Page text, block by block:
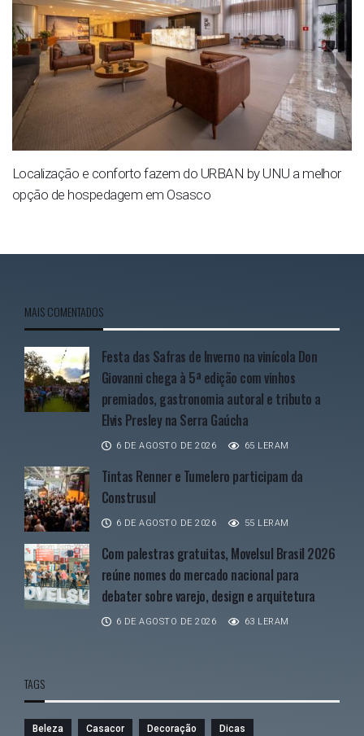
Localização e conforto fazem do URBAN by UNU a melhor
opção de hospedagem em Osasco
MAIS COMENTADOS
Festa das Safras de Inverno na vinícola Don
Giovanni chega à 5ª edição com vinhos
premiados, gastronomia autoral e tributo a
Elvis Presley na Serra Gaúcha
6 DE AGOSTO DE 2026 65 LERAM
Tintas Renner e Tumelero participam da
Construsul
6 DE AGOSTO DE 2026 55 LERAM
Com palestras gratuitas, Movelsul Brasil 2026
reúne nomes do mercado nacional para
debater sobre varejo, design e arquitetura
6 DE AGOSTO DE 2026 63 LERAM
TAGS
Beleza Casacor Decoração Dicas